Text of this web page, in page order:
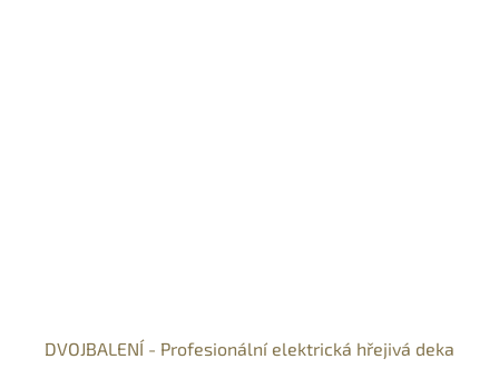
DVOJBALENÍ - Profesionální elektrická hřejivá deka